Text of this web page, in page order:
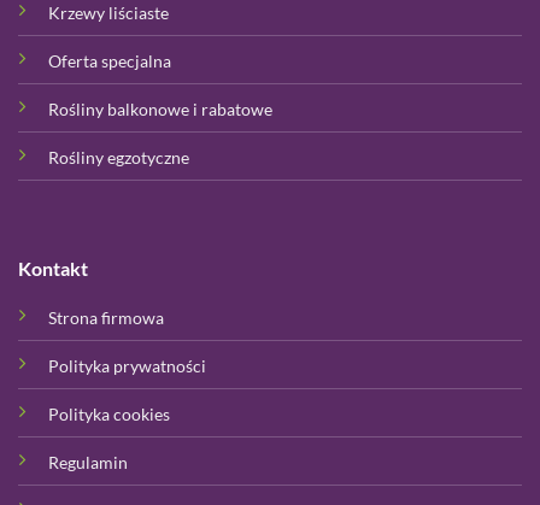
Krzewy liściaste
Oferta specjalna
Rośliny balkonowe i rabatowe
Rośliny egzotyczne
Kontakt
Strona firmowa
Polityka prywatności
Polityka cookies
Regulamin